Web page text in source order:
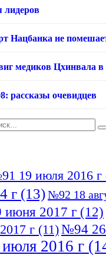
лидеров
Нацбанка не
медиков Цхинвала в
рассказы очевидцев
19 июля 2016 г
г (13)№92 18
2017 г (12)
г (11)№94 26
2016 г